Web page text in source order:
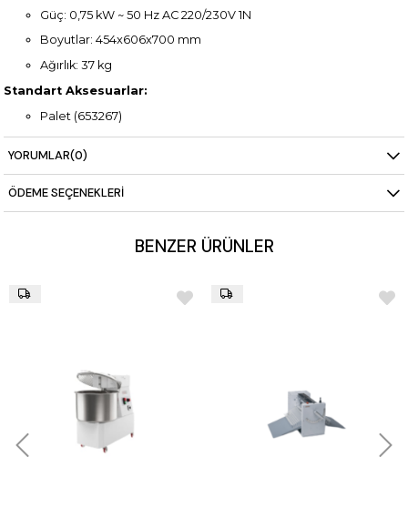
Güç: 0,75 kW ~ 50 Hz AC 220/230V 1N
Boyutlar: 454x606x700 mm
Ağırlık: 37 kg
Standart Aksesuarlar:
Palet (653267)
Spiral hamur kancası (653268)
Kazan (653276)
YORUMLAR(0)
ÖDEME SEÇENEKLERI
BENZER ÜRÜNLER